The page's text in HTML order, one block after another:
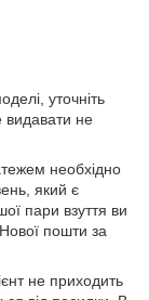
уточніть
видавати не
необхідно
який є
пари взуття ви
Нової пошти за
не приходить